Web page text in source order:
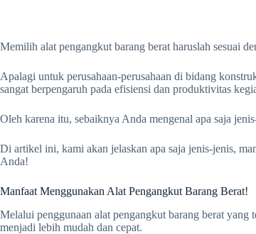
Memilih alat pengangkut barang berat haruslah sesuai
Apalagi untuk perusahaan-perusahaan di bidang
sangat berpengaruh pada efisiensi dan produktivitas
Oleh karena itu, sebaiknya Anda mengenal apa saja
Di artikel ini, kami akan jelaskan apa saja jenis-jenis,
Anda!
Manfaat Menggunakan Alat Pengangkut Barang Berat!
Melalui penggunaan alat pengangkut barang berat yang
menjadi lebih mudah dan cepat.